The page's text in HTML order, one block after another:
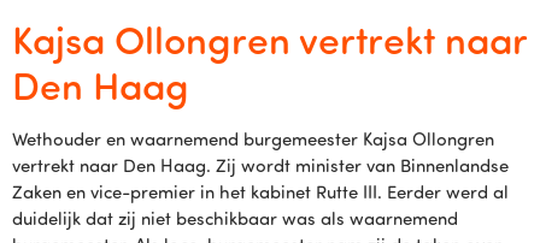
Kajsa Ollongren vertrekt naar
Den Haag
Wethouder en waarnemend burgemeester Kajsa Ollongren
vertrekt naar Den Haag. Zij wordt minister van Binnenlandse
Zaken en vice-premier in het kabinet Rutte III. Eerder werd al
duidelijk dat zij niet beschikbaar was als waarnemend